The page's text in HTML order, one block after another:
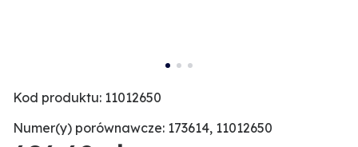
Kod produktu: 11012650
Numer(y) porównawcze: 173614, 11012650